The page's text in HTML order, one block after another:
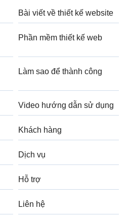
Bài viết về thiết kế website
Phần mềm thiết kế web
Làm sao để thành công
Video hướng dẫn sử dụng
Khách hàng
Dịch vụ
Hỗ trợ
Liên hệ